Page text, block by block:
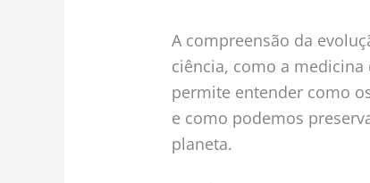
A compreensão da
ciência, como a medicina
permite entender como
e como podemos
planeta.